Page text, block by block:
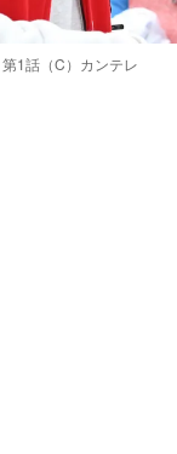
1話（C）カンテレ